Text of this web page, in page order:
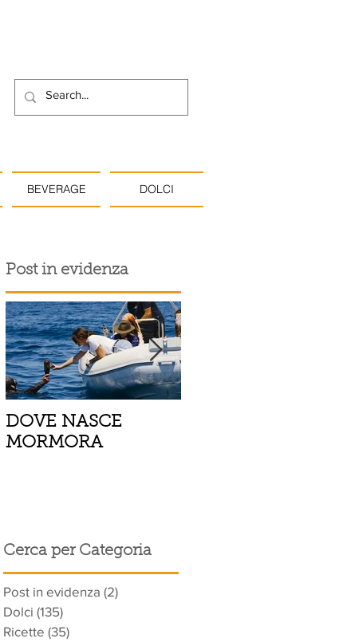
BEVERAGE DOLCI
Post in evidenza
DOVE NASCE
MORMORA
Cerca per Categoria
Post in evidenza (2)
Dolci (135)
Ricette (35)